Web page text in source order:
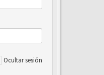
Ocultar sesión